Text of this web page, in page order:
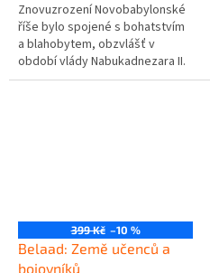
Znovuzrození Novobabylonské
říše bylo spojené s bohatstvím
a blahobytem, obzvlášť v
období vlády Nabukadnezara II.
(605–562 př. n. l.). Důvodem byl
399 Kč –10 %
Belaad: Země učenců a
bojovníků